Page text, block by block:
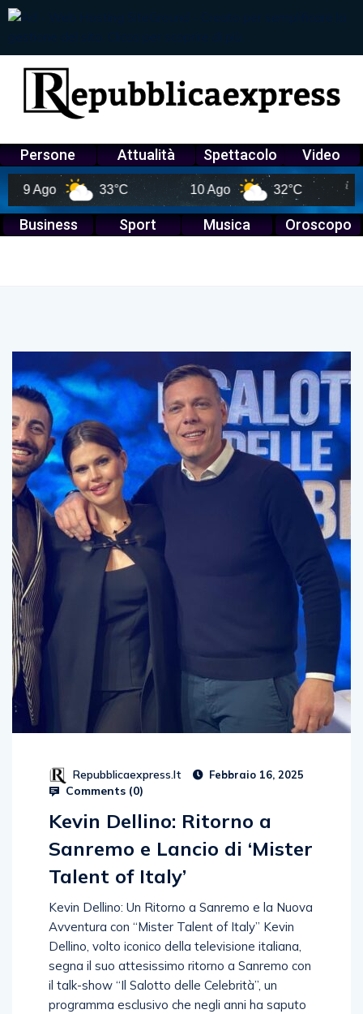
Persone Attualità Spettacolo Video
Ago 33°C 10 Ago 32°C 11
Business Sport Musica Oroscopo
Repubblicaexpress.it Febbraio 16, 2025
Comments (0)
Kevin Dellino: Ritorno a
Sanremo e Lancio di ‘Mister
Talent of Italy’
Kevin Dellino: Un Ritorno a Sanremo e la Nuova
Avventura con “Mister Talent of Italy” Kevin
Dellino, volto iconico della televisione italiana,
segna il suo attesissimo ritorno a Sanremo con
il talk-show “Il Salotto delle Celebrità”, un
programma esclusivo che negli anni ha saputo